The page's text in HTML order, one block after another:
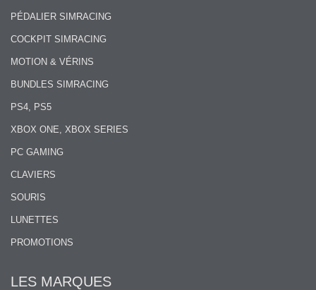
PÉDALIER SIMRACING
COCKPIT SIMRACING
MOTION & VÉRINS
BUNDLES SIMRACING
PS4, PS5
XBOX ONE, XBOX SERIES
PC GAMING
CLAVIERS
SOURIS
LUNETTES
PROMOTIONS
LES MARQUES